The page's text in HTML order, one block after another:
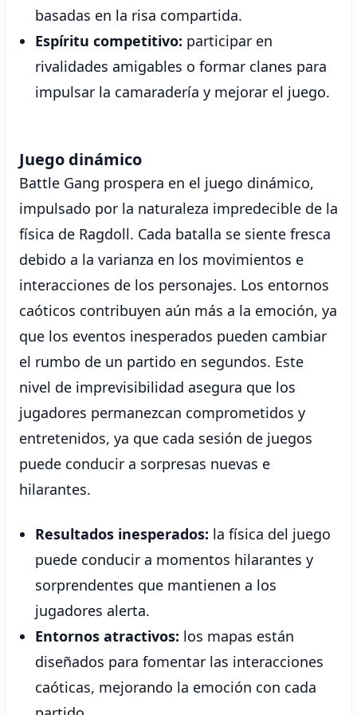
basadas en la risa compartida.
Espíritu competitivo: participar en
rivalidades amigables o formar clanes para
impulsar la camaradería y mejorar el juego.
Juego dinámico
Battle Gang prospera en el juego dinámico,
impulsado por la naturaleza impredecible de la
física de Ragdoll. Cada batalla se siente fresca
debido a la varianza en los movimientos e
interacciones de los personajes. Los entornos
caóticos contribuyen aún más a la emoción, ya
que los eventos inesperados pueden cambiar
el rumbo de un partido en segundos. Este
nivel de imprevisibilidad asegura que los
jugadores permanezcan comprometidos y
entretenidos, ya que cada sesión de juegos
puede conducir a sorpresas nuevas e
hilarantes.
Resultados inesperados: la física del juego
puede conducir a momentos hilarantes y
sorprendentes que mantienen a los
jugadores alerta.
Entornos atractivos: los mapas están
diseñados para fomentar las interacciones
caóticas, mejorando la emoción con cada